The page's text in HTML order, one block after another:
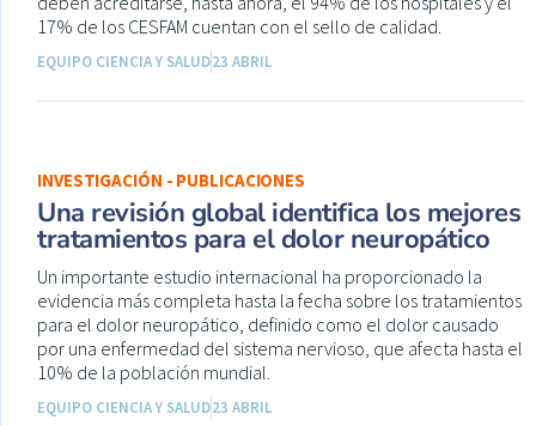
17% de los CESFAM cuentan con el sello de calidad.
EQUIPO CIENCIA Y SALUD23 ABRIL
INVESTIGACIÓN - PUBLICACIONES
Una revisión global identifica los mejores
tratamientos para el dolor neuropático
Un importante estudio internacional ha proporcionado la
evidencia más completa hasta la fecha sobre los tratamientos
para el dolor neuropático, definido como el dolor causado
por una enfermedad del sistema nervioso, que afecta hasta el
10% de la población mundial.
EQUIPO CIENCIA Y SALUD23 ABRIL